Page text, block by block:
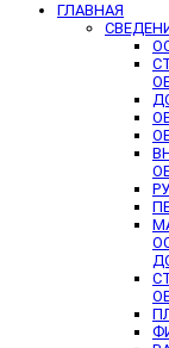
ГЛАВНАЯ